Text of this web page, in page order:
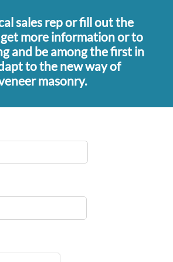
sales rep or fill out the
more information or to
and be among the first in
to the new way of
masonry.